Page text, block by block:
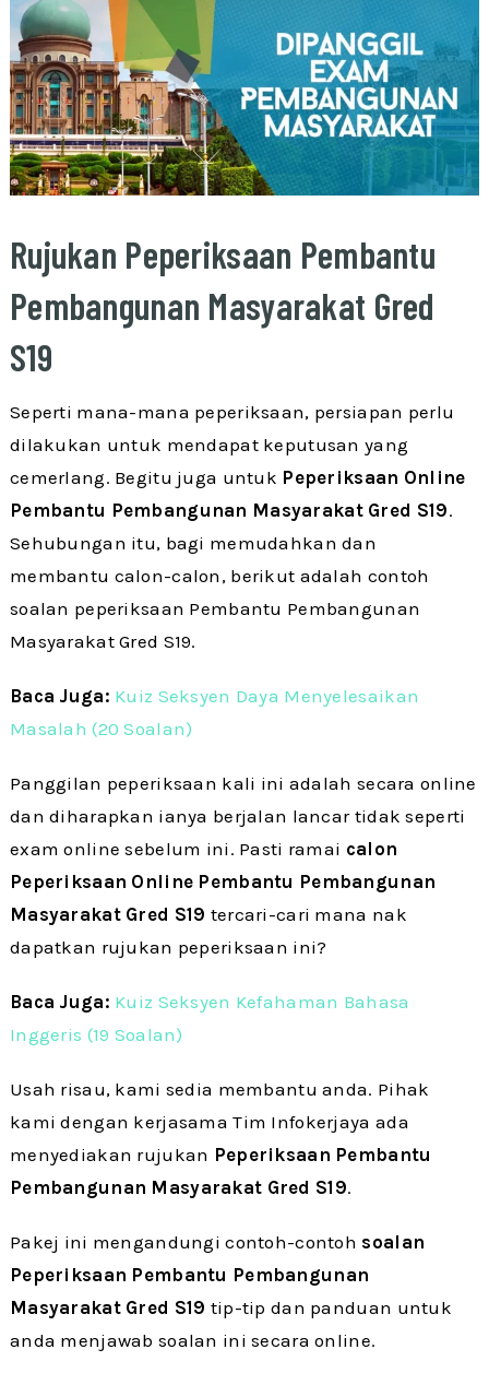
Rujukan Peperiksaan Pembantu
Pembangunan Masyarakat Gred
S19
Seperti mana-mana peperiksaan, persiapan perlu
dilakukan untuk mendapat keputusan yang
cemerlang. Begitu juga untuk Peperiksaan Online
Pembantu Pembangunan Masyarakat Gred S19.
Sehubungan itu, bagi memudahkan dan
membantu calon-calon, berikut adalah contoh
soalan peperiksaan Pembantu Pembangunan
Masyarakat Gred S19.
Baca Juga: Kuiz Seksyen Daya Menyelesaikan
Masalah (20 Soalan)
Panggilan peperiksaan kali ini adalah secara online
dan diharapkan ianya berjalan lancar tidak seperti
exam online sebelum ini. Pasti ramai calon
Peperiksaan Online Pembantu Pembangunan
Masyarakat Gred S19 tercari-cari mana nak
dapatkan rujukan peperiksaan ini?
Baca Juga: Kuiz Seksyen Kefahaman Bahasa
Inggeris (19 Soalan)
Usah risau, kami sedia membantu anda. Pihak
kami dengan kerjasama Tim Infokerjaya ada
menyediakan rujukan Peperiksaan Pembantu
Pembangunan Masyarakat Gred S19.
Pakej ini mengandungi contoh-contoh soalan
Peperiksaan Pembantu Pembangunan
Masyarakat Gred S19 tip-tip dan panduan untuk
anda menjawab soalan ini secara online.